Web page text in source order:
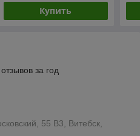
Купить
за год
55 B3, Витебск,